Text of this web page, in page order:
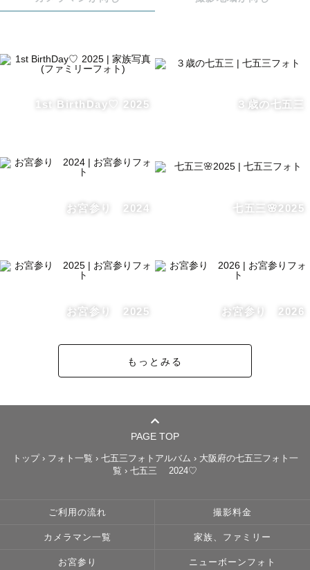
なので「こんなのが撮りたい！」などあればぜひご相談く
こんな雰囲気の写真を撮りたいけどいつの時間に行けばい
どこならこんな写真が撮れるのかなどもお気軽に聞いてく
ご提案をさせていただきます。
り、対応ができない地域もございます)
ただ、日時や場所等、できる限り対応させていただきたい
しております☺️📸
1st BirthDay♡ 2025 ３歳の七五三
お宮参り 2024 七五三🌸2025
お宮参り 2025 お宮参り 2026
もっとみる
PAGE TOP
トップ› フォト一覧 › 七五三フォトアルバム › 大阪府の七五三フォト一
覧 › 七五三 2024♡
ご利用の流れ 撮影料金
カメラマン一覧 家族、ファミリー
お宮参り ニューボーンフォト